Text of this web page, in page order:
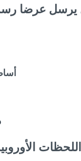
يرسل عرضا